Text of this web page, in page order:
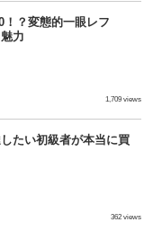
！？変態的一眼レフ
力
1,709 views
たい初級者が本当に買
362 views